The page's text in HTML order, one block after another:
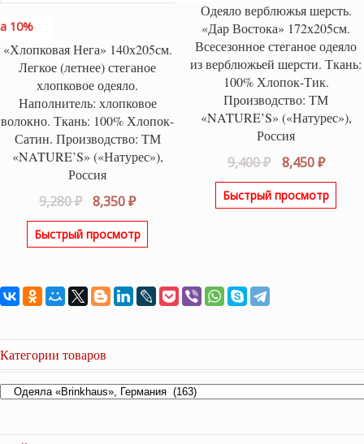
10%
«Хлопковая Нега» 140х205см.
Легкое (летнее) стеганое
хлопковое одеяло.
Наполнитель: хлопковое
волокно. Ткань: 100% Хлопок-
Сатин. Производство: ТМ
«NATURE’S» («Натурес»),
Россия
9,280₽
Первоначальная
цена
составляла
8,350₽Текущая
цена:
8,350 ₽.
Быстрый просмотр
Одеяло верблюжья шерсть.
«Дар Востока» 172х205см.
Всесезонное стеганое одеяло
из верблюжьей шерсти. Ткань:
100% Хлопок-Тик.
Производство: ТМ
«NATURE’S» («Натурес»),
Россия
9,400₽
цена
составляла
8,450₽
цена:
8,450
Быстрый просмотр
Категории товаров